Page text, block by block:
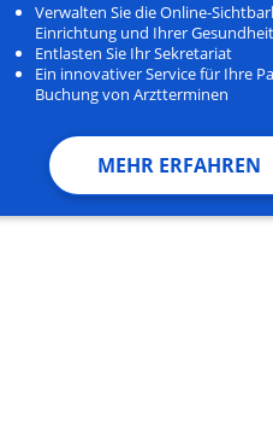
Verwalten Sie die Online-
Einrichtung und Ihrer
Entlasten Sie Ihr Sekretariat
Ein innovativer Service für Ihre
Buchung von Arztterminen
MEHR ERFAHREN